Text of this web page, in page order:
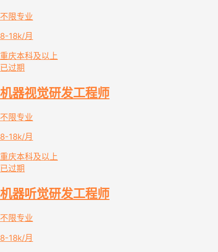
不限专业
8-18k/月
重庆本科及以上
已过期
机器视觉研发工程师
不限专业
8-18k/月
重庆本科及以上
已过期
机器听觉研发工程师
不限专业
8-18k/月